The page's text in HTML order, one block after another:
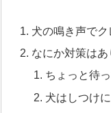
犬の鳴き声で
なにか対策はあ
ちょっと待
犬はしつけ